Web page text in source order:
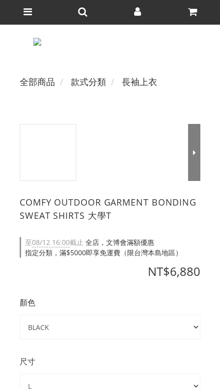
全部商品 款式分類 長袖上衣
COMFY OUTDOOR GARMENT BONDING
SWEAT SHIRTS 大學T
至08/12 16:00截止 全店，文博會滿額優惠
指定分類，滿$5000即享免運費（限台灣本島地區）
NT$6,880
顏色
尺寸